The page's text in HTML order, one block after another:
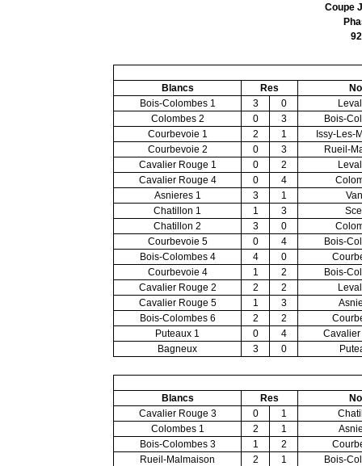
Coupe
Blancs Res
Bois-Colombes 1
3 0
Colombes 2
0 3
Bois-
Courbevoie 1
2 1
Issy-Les-
Courbevoie 2
0 3
Rueil-
Cavalier Rouge 1
0 2
Cavalier Rouge 4
0 4
Asnieres 1
3 1
Chatillon 1
1 3
Chatillon 2
3 0
Courbevoie 5
0 4
Bois-
Bois-Colombes 4
4 0
Courbevoie 4
1 2
Bois-
Cavalier Rouge 2
2 2
Cavalier Rouge 5
1 3
Bois-Colombes 6
2 2
Puteaux 1
0 4
Bagneux
3 0
Blancs Res
Cavalier Rouge 3
0 1
Colombes 1
2 1
Bois-Colombes 3
1 2
Rueil-Malmaison
2 1
Bois-